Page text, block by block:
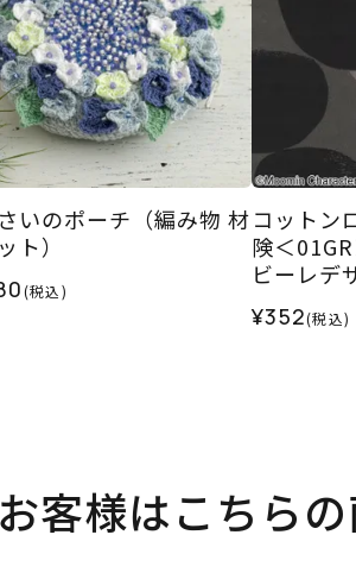
いのポーチ（編み物 材
ト）
(税込)
コットン
険＜
ビーレデ
¥352(税込)
客様はこちら